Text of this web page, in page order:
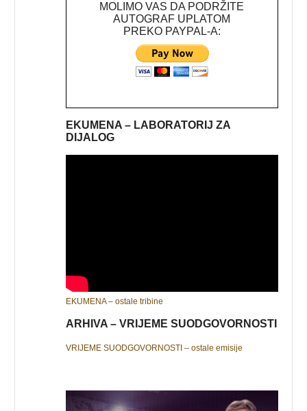
MOLIMO VAS DA PODRŽITE
AUTOGRAF UPLATOM
PREKO PAYPAL-A:
EKUMENA – LABORATORIJ ZA
DIJALOG
EKUMENA – ostale tribine
ARHIVA – VRIJEME SUODGOVORNOSTI
VRIJEME SUODGOVORNOSTI – ostale emisije